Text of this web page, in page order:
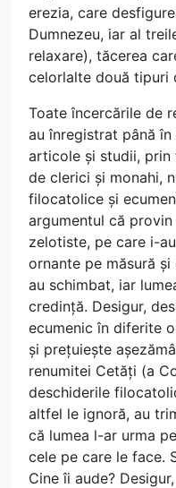
erezia, care
Dumnezeu, iar al
relaxare), tăcerea
celorlalte două tipuri
Toate încercările de
au înregistrat până
articole și studii,
de clerici și monahi,
filocatolice și
argumentul că
zelotiste, pe care i-
ornante pe măsură
au schimbat, iar
credință. Desigur,
ecumenic în diferite
și prețuiește
renumitei Cetăți (a
deschiderile
altfel le ignoră, au
că lumea l-ar urma
cele pe care le face.
Cine îi aude?